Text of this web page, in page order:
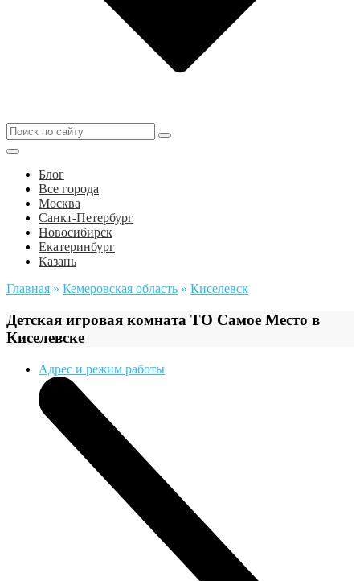
Блог
Все города
Москва
Санкт-Петербург
Новосибирск
Екатеринбург
Казань
Главная » Кемеровская область » Киселевск
Детская игровая комната ТО Самое Место в
Киселевске
Адрес и режим работы